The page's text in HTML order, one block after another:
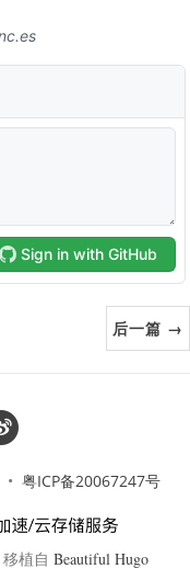
后一篇 →
• 粤ICP备20067247号
移植自 Beautiful Hugo